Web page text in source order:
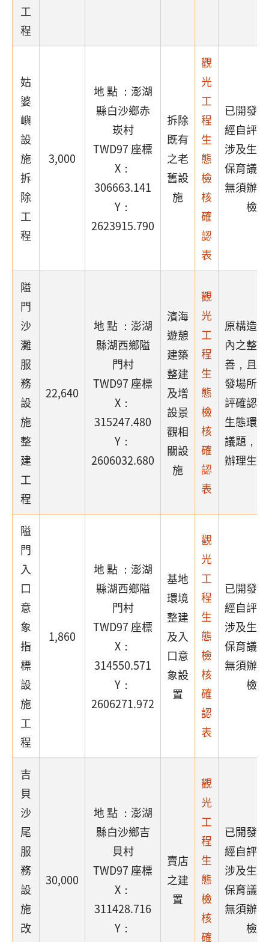
工
程
姑
婆
嶼
設
施
拆
除
工
程
3,000
地 點 ：澎湖
縣白沙鄉赤
崁村
TWD97 座標
X：
306663.141
Y：
2623915.790
拆除
既有
之老
舊設
施
觀
光
工
程
生
態
檢
核
確
認
表
已開發
經自評
涉及生
保育議
無須辦
檢核
隘
門
沙
灘
服
務
設
施
整
建
工
程
22,640
地 點 ：澎湖
縣湖西鄉隘
門村
TWD97 座標
X：
315247.480
Y：
2606032.680
濱海
遊憩
建築
整建
及增
設景
觀相
關設
施
觀
光
工
程
生
態
檢
核
確
認
表
原構造
內之整
善，且
發場所
評確認
生態環
議題，
辦理生
隘
門
入
口
意
象
指
標
設
施
工
程
1,860
地 點 ：澎湖
縣湖西鄉隘
門村
TWD97 座標
X：
314550.571
Y：
2606271.972
基地
環境
整建
及入
口意
象設
置
觀
光
工
程
生
態
檢
核
確
認
表
已開發
經自評
涉及生
保育議
無須辦
檢核
吉
貝
沙
尾
服
務
設
施
改
30,000
地 點 ：澎湖
縣白沙鄉吉
貝村
TWD97 座標
X：
311428.716
Y：
賣店
之建
置
觀
光
工
程
生
態
檢
核
確
已開發
經自評
涉及生
保育議
無須辦
檢核